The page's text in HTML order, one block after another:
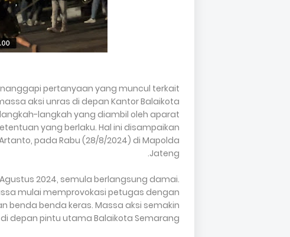
pertanyaan yang muncul terkait
aksi unras di depan Kantor Balaikota
langkah yang diambil oleh aparat
yang berlaku. Hal ini disampaikan
pada Rabu (28/8/2024) di Mapolda
Jateng.
2024, semula berlangsung damai.
mulai memprovokasi petugas dengan
benda keras. Massa aksi semakin
depan pintu utama Balaikota Semarang.